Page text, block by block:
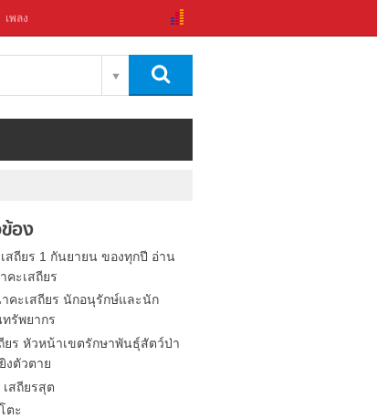
เพลง
อง
สถียร 1 กันยายน ของทุกปี อ่าน
คะเสถียร
คะเสถียร นักอนุรักษ์และนัก
รัพยากร
ยร หัวหน้าเขตรักษาพันธุ์สัตว์ป่า
งตัวตาย
สถียรสุต
ตะ